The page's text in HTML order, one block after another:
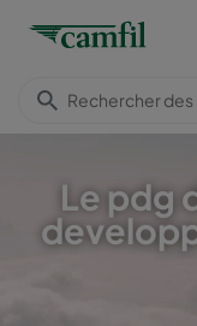
Le pdg